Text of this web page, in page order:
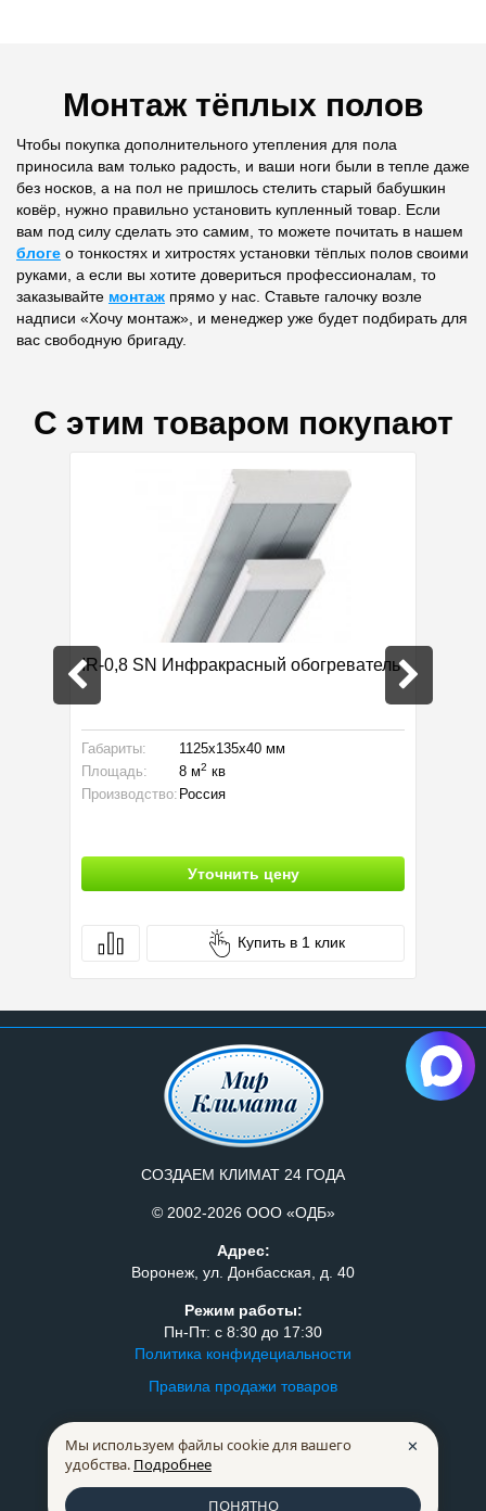
Монтаж тёплых полов
Чтобы покупка дополнительного утепления для пола
приносила вам только радость, и ваши ноги были в тепле даже
без носков, а на пол не пришлось стелить старый бабушкин
ковёр, нужно правильно установить купленный товар. Если
вам под силу сделать это самим, то можете почитать в нашем
блоге о тонкостях и хитростях установки тёплых полов своими
руками, а если вы хотите довериться профессионалам, то
заказывайте монтаж прямо у нас. Ставьте галочку возле
надписи «Хочу монтаж», и менеджер уже будет подбирать для
вас свободную бригаду.
С этим товаром покупают
IR-0,8 SN Инфракрасный обогреватель
Габариты:
1125x135x40 мм
Площадь:
8 м2 кв
Производство: Россия
Уточнить цену
Купить в 1 клик
СОЗДАЕМ КЛИМАТ 24 ГОДА
© 2002-2026 ООО «ОДБ»
Адрес:
Воронеж, ул. Донбасская, д. 40
Режим работы:
Пн-Пт: с 8:30 до 17:30
Политика конфидециальности
Правила продажи товаров
+7 (473)228-66-72
mkm@mklimata.ru
Мы используем файлы cookie для вашего
удобства. Подробнее
✕
ПОНЯТНО